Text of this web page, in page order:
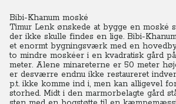
Bibi-Khanum moské
Timur Lenk ønskede at bygge en moské
der ikke skulle findes en lige. Bibi-
et enormt bygningsværk med en
to mindre moskéer i en kvadratisk gård
meter. Alene minareterne er 50 meter
er desværre endnu ikke restaureret
p.t. ikke komme ind i, men kan alligevel
storhed. Midt i den marmorbelagte gård